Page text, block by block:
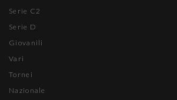
Serie C2
Serie D
Giovanili
Vari
Tornei
Nazionale